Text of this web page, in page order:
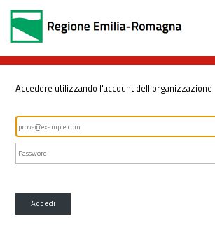
Accedere utilizzando l'account dell'organizzazione
Accedi